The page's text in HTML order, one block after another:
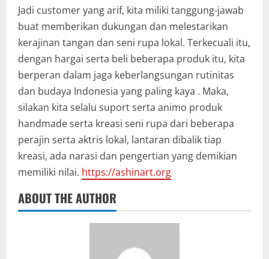
Jadi customer yang arif, kita miliki tanggung-jawab
buat memberikan dukungan dan melestarikan
kerajinan tangan dan seni rupa lokal. Terkecuali itu,
dengan hargai serta beli beberapa produk itu, kita
berperan dalam jaga keberlangsungan rutinitas
dan budaya Indonesia yang paling kaya . Maka,
silakan kita selalu suport serta animo produk
handmade serta kreasi seni rupa dari beberapa
perajin serta aktris lokal, lantaran dibalik tiap
kreasi, ada narasi dan pengertian yang demikian
memiliki nilai. https://ashinart.org
ABOUT THE AUTHOR